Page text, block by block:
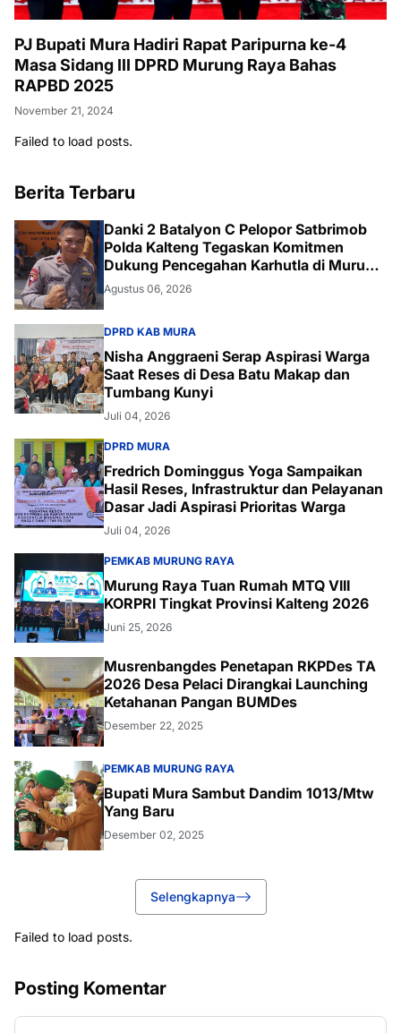
PJ Bupati Mura Hadiri Rapat Paripurna ke-4
Masa Sidang III DPRD Murung Raya Bahas
RAPBD 2025
November 21, 2024
Failed to load posts.
Berita Terbaru
Danki 2 Batalyon C Pelopor Satbrimob
Polda Kalteng Tegaskan Komitmen
Dukung Pencegahan Karhutla di Murung
Raya
Agustus 06, 2026
DPRD KAB MURA
Nisha Anggraeni Serap Aspirasi Warga
Saat Reses di Desa Batu Makap dan
Tumbang Kunyi
Juli 04, 2026
DPRD MURA
Fredrich Dominggus Yoga Sampaikan
Hasil Reses, Infrastruktur dan Pelayanan
Dasar Jadi Aspirasi Prioritas Warga
Juli 04, 2026
PEMKAB MURUNG RAYA
Murung Raya Tuan Rumah MTQ VIII
KORPRI Tingkat Provinsi Kalteng 2026
Juni 25, 2026
Musrenbangdes Penetapan RKPDes TA
2026 Desa Pelaci Dirangkai Launching
Ketahanan Pangan BUMDes
Desember 22, 2025
PEMKAB MURUNG RAYA
Bupati Mura Sambut Dandim 1013/Mtw
Yang Baru
Desember 02, 2025
Selengkapnya
Failed to load posts.
Posting Komentar